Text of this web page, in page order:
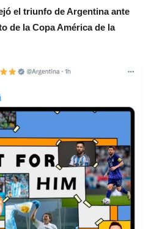
el triunfo de Argentina ante
de la Copa América de la